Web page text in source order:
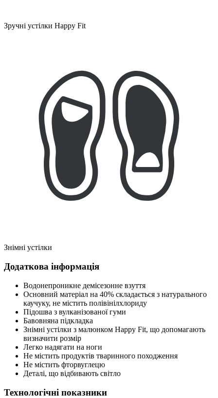
Зручні устілки Happy Fit
Знімні устілки
Додаткова інформація
Водонепроникне демісезонне взуття
Основний матеріал на 40% складається з натурального
каучуку, не містить полівінілхлориду
Підошва з вулканізованої гуми
Бавовняна підкладка
Знімні устілки з малюнком Happy Fit, що допомагають
визначити розмір
Легко надягати на ноги
Не містить продуктів тваринного походження
Не містить фторвуглецю
Деталі, що відбивають світло
Технологічні показники